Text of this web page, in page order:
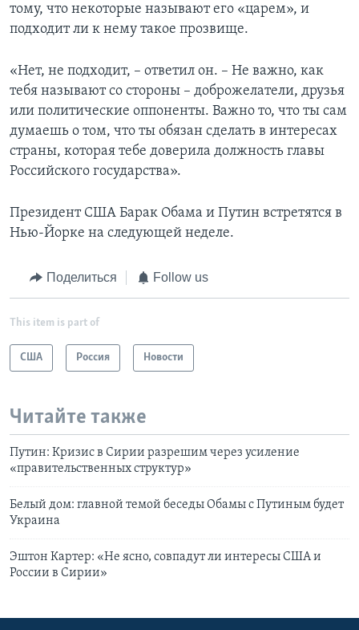
тому, что некоторые называют его «царем», и
подходит ли к нему такое прозвище.
«Нет, не подходит, – ответил он. – Не важно, как
тебя называют со стороны – доброжелатели, друзья
или политические оппоненты. Важно то, что ты сам
думаешь о том, что ты обязан сделать в интересах
страны, которая тебе доверила должность главы
Российского государства».
Президент США Барак Обама и Путин встретятся в
Нью-Йорке на следующей неделе.
Поделиться Follow us
This item is part of
США Россия Новости
Читайте также
Путин: Кризис в Сирии разрешим через усиление
«правительственных структур»
Белый дом: главной темой беседы Обамы с Путиным будет
Украина
Эштон Картер: «Не ясно, совпадут ли интересы США и
России в Сирии»